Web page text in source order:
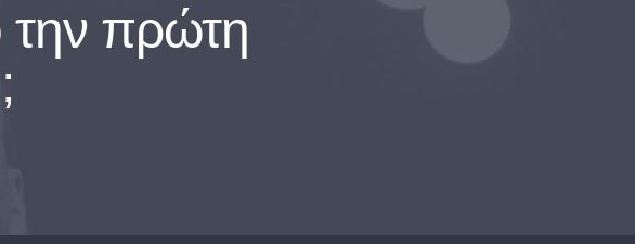
την πρώτη